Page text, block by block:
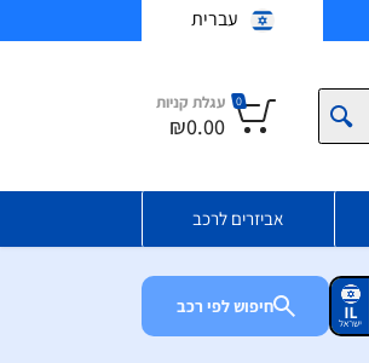
עברית
אביזרים לרכב
0 עגלת קניות
₪0.00
חיפוש לפי רכב